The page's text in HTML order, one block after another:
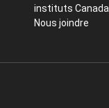
instituts Canada
Nous joindre